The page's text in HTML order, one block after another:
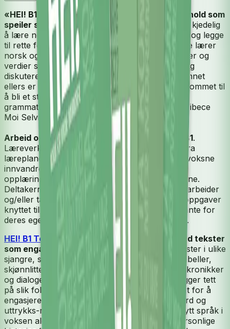
«HEI! B1 er et læreverk for voksne med et innhold som
speiler samfunnet vi lever i. Det skal ikke være kjedelig
å lære norsk. Norskopplæringen bør engasjere og legge
til rette for samtaler som gjør at deltakerne både lærer
norsk og får kunnskap om og innsikt i holdninger og
verdier som er viktige i Norge. Det vi leser om og
diskuterer i klasserommet bør være noe samfunnet
ellers er opptatt av. Vi må ikke redusere klasserommet til
å bli et sted der hovedfokuset hviler på
grammatikkregler og øving til norskprøvene.»
Vibece
Moi Selvik, 2019.
Arbeid og utdanning er viktige temaer i HEI! B1.
Læreverket har 12 leksjoner med tema hentet fra
læreplanen i norsk og samfunnskunnskap for voksne
innvandrere, nivå B1. Tema fra arbeidslivs- og
opplæringsdomenet går igjen i flere av leksjonene.
Deltakerne får lese og høre om personer som arbeider
og/eller tar utdanning. De får jobbe med ulike oppgaver
knyttet til arbeidsliv og utdanning som er relevante for
deres egen situasjon, ønsker og framtidsplaner.
HEI! B1 Tekstbok
er variert og spennende med tekster
som engasjerer.
Deltakerne får jobbe med tekster i ulike
sjangre, som for eksempel: faktatekster med tabeller,
skjønnlitterære tekster, personlige fortellinger, kronikker
og dialoger. Dialogene har dagligdags tale og ligger tett
på slik folk faktisk snakker. Tekstene er skrevet for å
engasjere leserne samtidig som de lærer nye ord og
uttrykks-måter. Det er utfordrende å lære et nytt språk i
voksen alder. Med tema som engasjerer og personlige